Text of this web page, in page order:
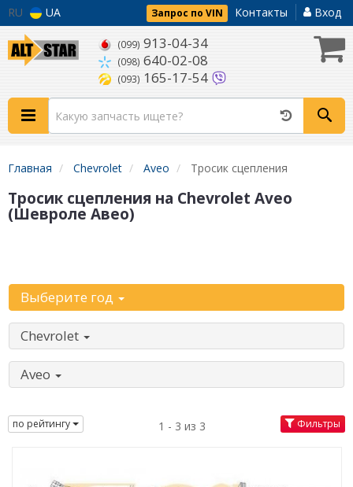
RU UA Запрос по VIN Контакты Вход
(099) 913-04-34
(098) 640-02-08
(093) 165-17-54
Главная Chevrolet Aveo Тросик сцепления
Тросик сцепления на Chevrolet Aveo
(Шевроле Авео)
Выберите год
Chevrolet
Aveo
по рейтингу 1 - 3 из 3 Фильтры